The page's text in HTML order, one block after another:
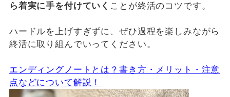
ら着実に手を付けていく ことが終活のコツです。
ハードルを上げすぎずに、ぜひ過程を楽しみながら
終活に取り組んでいってください。
エンディングノートとは？書き方・メリット・注意
点などについて解説！